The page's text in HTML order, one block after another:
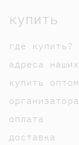
купить
где купить?
адреса
купить
оплата
доставка